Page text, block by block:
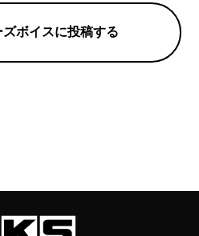
ボイスに投稿する